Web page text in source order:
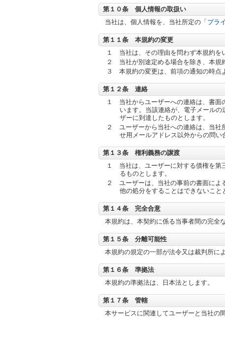
第１０条 個人情報の取扱い
当社は、個人情報を、当社所定の「 プラ
第１１条 本規約の変更
１ 当社は、その理由を問わず本規約を
２ 当社が別途定める場合を除き、本規
３ 本規約の変更は、前項の通知の時点
第１２条 連絡
１ 当社からユーザーへの連絡は、書面
います。当該連絡が、電子メール
ザーに到達したものとします。
２ ユーザーから当社への連絡は、当社
せ用メールアドレス以外からの問い
第１３条 権利義務の譲渡
１ 当社は、ユーザーに対する債権を第
るものとします。
２ ユーザーは、当社の事前の書面によ
他の処分をすることはできないこと
第１４条 完全合意
本規約は、本契約に係る当事者間の完全
第１５条 分離可能性
本規約の規定の一部が法令又は裁判所に
第１６条 準拠法
本規約の準拠法は、日本法とします。
第１７条 管轄
本サービスに関連してユーザーと当社の